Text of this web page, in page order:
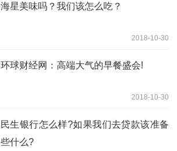
海星美味吗？我们该怎么吃？
2018-10-30
环球财经网：高端大气的早餐盛会!
2018-10-30
民生银行怎么样?如果我们去贷款该准备
些什么?